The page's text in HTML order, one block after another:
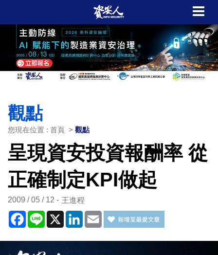
觀點
您現在位置 : 首頁 > 觀點
呈現資安投資報酬率 從
正確制定KPI做起
2009 / 05 / 12 王進程
Facebook
Line X LinkedIn
Email